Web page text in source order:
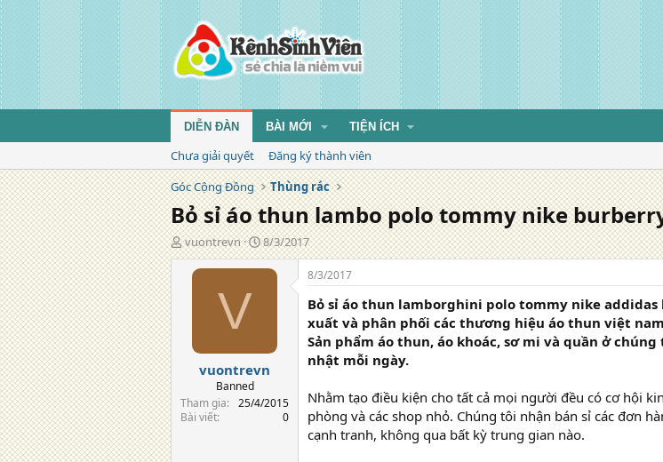
DIỄN ĐÀN BÀI MỚI TIỆN ÍCH
Chưa giải quyết
Đăng ký thành viên
Góc Cộng Đồng
Thùng rác
Bỏ sỉ áo thun lambo polo tommy nike
T
á
vuontrevn
N
g
à
g
8/3/2017
V
vuontrevn
Banned
Tham gia
25/4/2015
Bài viết
0
8/3/2017
Bỏ sỉ áo thun lamborghini polo tommy nike
xuất và phân phối các thương hiệu áo thun việt
Sản phẩm áo thun, áo khoác, sơ mi và quần ở
nhật mỗi ngày.
Nhằm tạo điều kiện cho tất cả mọi người đều có cơ hội
phòng và các shop nhỏ. Chúng tôi nhận bán sỉ các đơn
cạnh tranh, không qua bất kỳ trung gian nào.